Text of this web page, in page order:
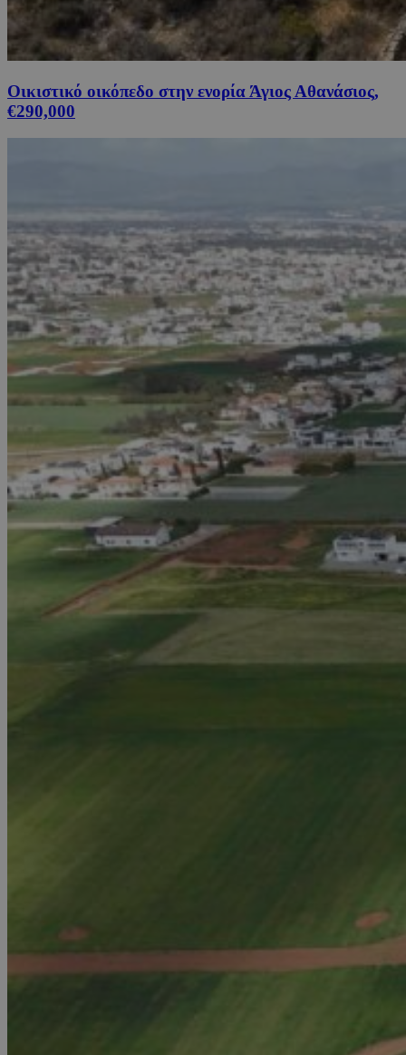
Οικιστικό οικόπεδο στην ενορία Άγιος Αθανάσιος,
€290,000